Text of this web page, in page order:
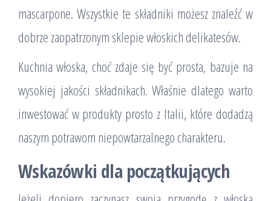
mascarpone. Wszystkie te składniki możesz znaleźć w
dobrze zaopatrzonym sklepie włoskich delikatesów.
Kuchnia włoska, choć zdaje się być prosta, bazuje na
wysokiej jakości składnikach. Właśnie dlatego warto
inwestować w produkty prosto z Italii, które dodadzą
naszym potrawom niepowtarzalnego charakteru.
Wskazówki dla początkujących